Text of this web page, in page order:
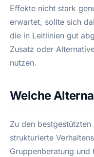
Effekte nicht stark
erwartet, sollte sich
die in Leitlinien gut
Zusatz oder
nutzen.
Welche
Zu den
strukturierte
Gruppenberatung